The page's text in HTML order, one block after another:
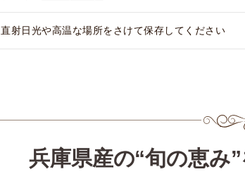
直射日光や高温な場所をさけて保存してください
兵庫県産の“旬の恵み